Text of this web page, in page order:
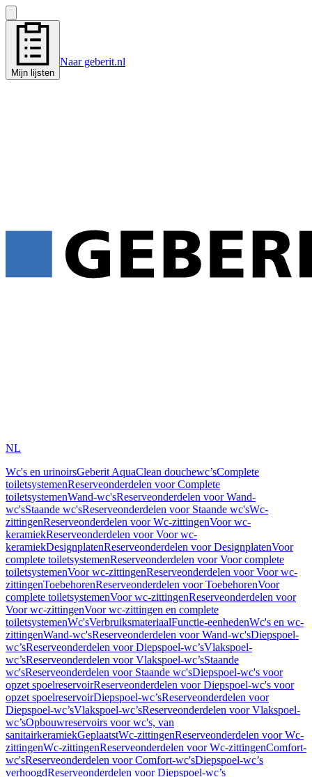
Mijn lijsten
Naar geberit.nl
NL
Wc's en urinoirsGeberit AquaClean douchewc’sComplete
toiletsystemenReserveonderdelen voor Complete
toiletsystemenWand-wc'sReserveonderdelen voor Wand-
wc'sStaande wc'sReserveonderdelen voor Staande wc'sWc-
zittingenReserveonderdelen voor Wc-zittingenVoor wc-
keramiekReserveonderdelen voor Voor wc-
keramiekDesignplatenReserveonderdelen voor DesignplatenVoor
complete toiletsystemenReserveonderdelen voor Voor complete
toiletsystemenVoor wc-zittingenReserveonderdelen voor Voor wc-
zittingenToebehorenReserveonderdelen voor ToebehorenVoor
complete toiletsystemenVoor wc-zittingenReserveonderdelen voor
Voor wc-zittingenVoor wc-zittingen en complete
toiletsystemenWc'sVerbruiksmateriaalFunctie-eenhedenWc's en wc-
zittingenWand-wc'sReserveonderdelen voor Wand-wc'sDiepspoel-
wc’sReserveonderdelen voor Diepspoel-wc’sVlakspoel-
wc’sReserveonderdelen voor Vlakspoel-wc’sStaande
wc'sReserveonderdelen voor Staande wc'sDiepspoel-wc's voor
opzet spoelreservoirReserveonderdelen voor Diepspoel-wc's voor
opzet spoelreservoirDiepspoel-wc’sReserveonderdelen voor
Diepspoel-wc’sVlakspoel-wc’sReserveonderdelen voor Vlakspoel-
wc’sOpbouwreservoirs voor wc's, van
sanitairkeramiekGeplaatstWc-zittingenReserveonderdelen voor Wc-
zittingenWc-zittingenReserveonderdelen voor Wc-zittingenComfort-
wc'sReserveonderdelen voor Comfort-wc'sDiepspoel-wc’s
verhoogdReserveonderdelen voor Diepspoel-wc’s